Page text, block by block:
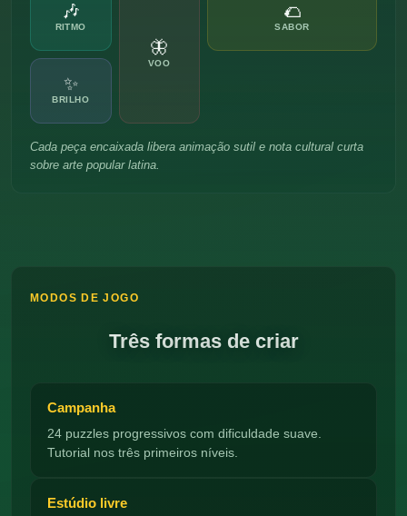
🎶
RITMO
🦋
VOO
🌮
SABOR
✨
BRILHO
Cada peça encaixada libera animação sutil e nota cultural curta
sobre arte popular latina.
MODOS DE JOGO
Três formas de criar
Campanha
24 puzzles progressivos com dificuldade suave.
Tutorial nos três primeiros níveis.
Estúdio livre